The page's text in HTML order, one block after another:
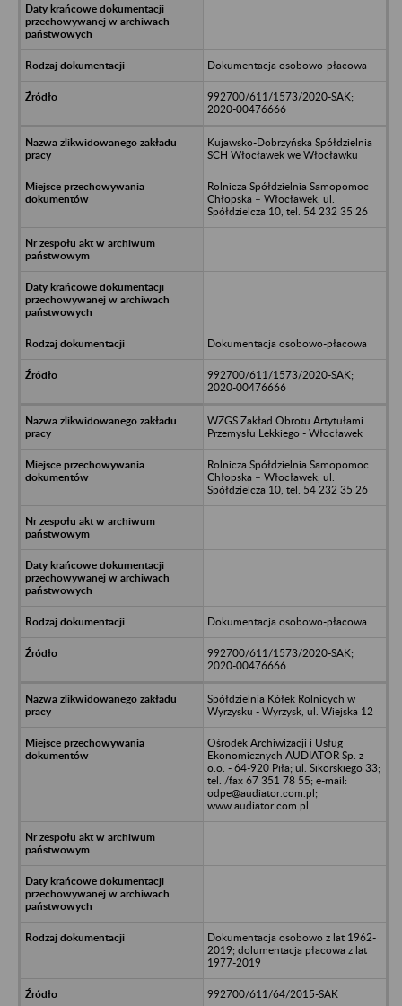
Dokumentacja osobowo-płacowa
992700/611/1573/2020-SAK;
2020-00476666
Kujawsko-Dobrzyńska Spółdzielnia
SCH Włocławek we Włocławku
Rolnicza Spółdzielnia Samopomoc
Chłopska – Włocławek, ul.
Spółdzielcza 10, tel. 54 232 35 26
Dokumentacja osobowo-płacowa
992700/611/1573/2020-SAK;
2020-00476666
WZGS Zakład Obrotu Artytułami
Przemysłu Lekkiego - Włocławek
Rolnicza Spółdzielnia Samopomoc
Chłopska – Włocławek, ul.
Spółdzielcza 10, tel. 54 232 35 26
Dokumentacja osobowo-płacowa
992700/611/1573/2020-SAK;
2020-00476666
Spółdzielnia Kółek Rolnicych w
Wyrzysku - Wyrzysk, ul. Wiejska 12
Ośrodek Archiwizacji i Usług
Ekonomicznych AUDIATOR Sp. z
o.o. - 64-920 Piła; ul. Sikorskiego 33;
tel. /fax 67 351 78 55; e-mail:
odpe@audiator.com.pl;
www.audiator.com.pl
Dokumentacja osobowo z lat 1962-
2019; dolumentacja płacowa z lat
1977-2019
992700/611/64/2015-SAK